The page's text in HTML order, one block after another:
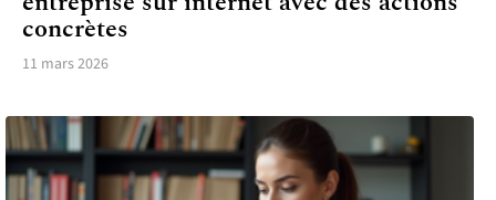
concrètes
11 mars 2026